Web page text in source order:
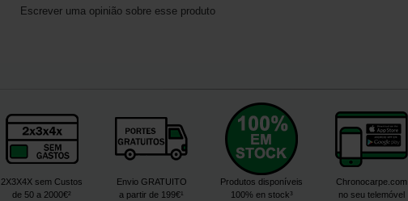
Escrever uma opinião sobre esse produto
2X3X4X sem Custos
de 50 a 2000€²
Envio GRATUITO
a partir de 199€¹
Produtos disponíveis
100% en stock³
Chronocarpe.com
no seu telemóvel